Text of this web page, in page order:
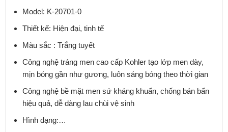
Model: K-20701-0
Thiết kế: Hiện đại, tinh tế
Màu sắc : Trắng tuyết
Công nghệ tráng men cao cấp Kohler tạo lớp men dày,
mịn bóng gần như gương, luôn sáng bóng theo thời gian
Công nghệ bề mặt men sứ kháng khuẩn, chống bán bẩn
hiệu quả, dễ dàng lau chùi vệ sinh
Hình dạng:…